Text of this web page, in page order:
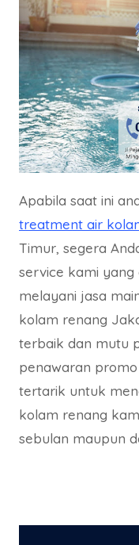
Apabila saat ini
treatment air
Timur, segera
service kami yang
melayani jasa
kolam renang
terbaik dan mutu
penawaran
tertarik untuk
kolam renang
sebulan maupun